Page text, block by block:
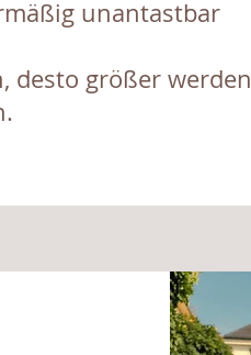
unantastbar
desto größer werden